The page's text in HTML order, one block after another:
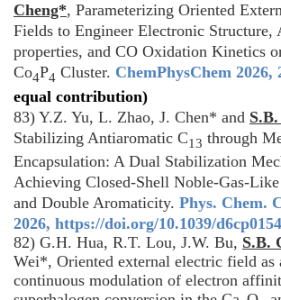
Cheng*, Parameterizing Oriented
Fields to Engineer Electronic Structure,
properties, and CO Oxidation Kinetics
Co4P4 Cluster. ChemPhysChem 2026,
equal contribution)
83) Y.Z. Yu, L. Zhao, J. Chen* and
Stabilizing Antiaromatic C13 through
Encapsulation: A Dual Stabilization
Achieving Closed-Shell Noble-Gas-
and Double Aromaticity. Phys. Chem.
2026, https://doi.org/10.1039/
82) G.H. Hua, R.T. Lou, J.W. Bu, S.B.
Wei*, Oriented external electric field as
continuous modulation of electron